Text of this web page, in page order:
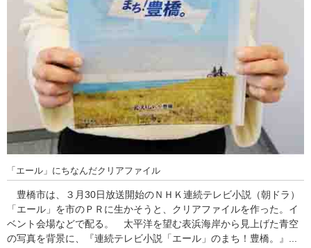
「エール」にちなんだクリアファイル
豊橋市は、３月30日放送開始のＮＨＫ連続テレビ小説（朝ドラ）
「エール」を市のＰＲに生かそうと、クリアファイルを作った。イ
ベント会場などで配る。 太平洋を望む表浜海岸から見上げた青空
の写真を背景に、『連続テレビ小説「エール」のまち！豊橋。』...